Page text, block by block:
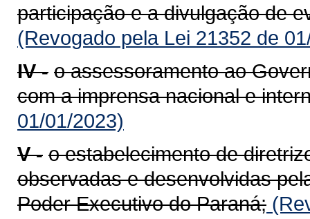
participação e a divulgação de
(Revogado pela Lei 21352 de
IV - o assessoramento ao
com a imprensa nacional e
01/01/2023)
V - o estabelecimento de
observadas e desenvolvidas
Poder Executivo do Paraná;